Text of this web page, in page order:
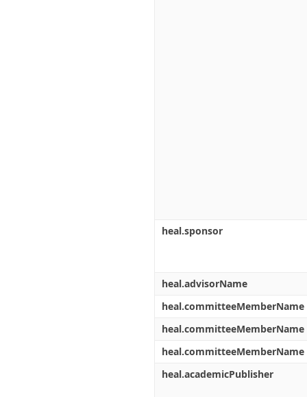
heal.sponsor
heal.advisorName
heal.committeeMemberName
heal.committeeMemberName
heal.committeeMemberName
heal.academicPublisher